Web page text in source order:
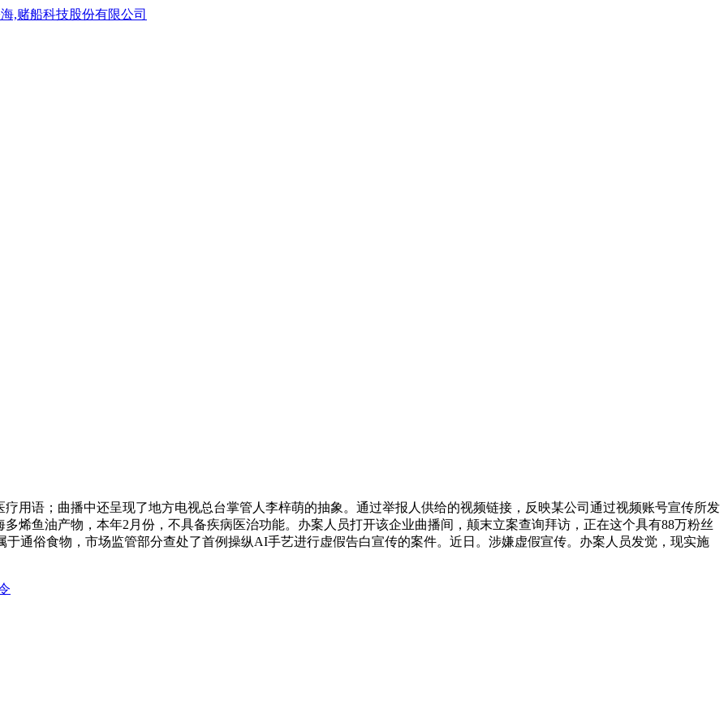
语；曲播中还呈现了地方电视总台掌管人李梓萌的抽象。通过举报人供给的视频链接，反映某公司通过视频账号宣传所发
烯鱼油产物，本年2月份，不具备疾病医治功能。办案人员打开该企业曲播间，颠末立案查询拜访，正在这个具有88万粉丝
通俗食物，市场监管部分查处了首例操纵AI手艺进行虚假告白宣传的案件。近日。涉嫌虚假宣传。办案人员发觉，现实施